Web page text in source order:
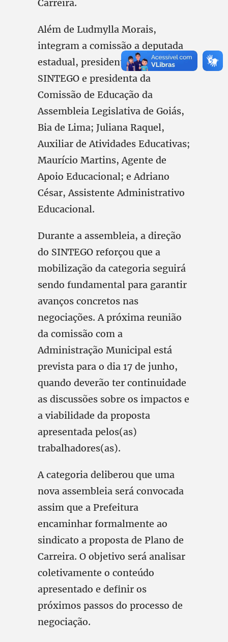
Carreira.
Além de Ludmylla Morais,
integram a comissão a deputada
estadual, presidenta licenciada do
SINTEGO e presidenta da
Comissão de Educação da
Assembleia Legislativa de Goiás,
Bia de Lima; Juliana Raquel,
Auxiliar de Atividades Educativas;
Maurício Martins, Agente de
Apoio Educacional; e Adriano
César, Assistente Administrativo
Educacional.
Durante a assembleia, a direção
do SINTEGO reforçou que a
mobilização da categoria seguirá
sendo fundamental para garantir
avanços concretos nas
negociações. A próxima reunião
da comissão com a
Administração Municipal está
prevista para o dia 17 de junho,
quando deverão ter continuidade
as discussões sobre os impactos e
a viabilidade da proposta
apresentada pelos(as)
trabalhadores(as).
A categoria deliberou que uma
nova assembleia será convocada
assim que a Prefeitura
encaminhar formalmente ao
sindicato a proposta de Plano de
Carreira. O objetivo será analisar
coletivamente o conteúdo
apresentado e definir os
próximos passos do processo de
negociação.